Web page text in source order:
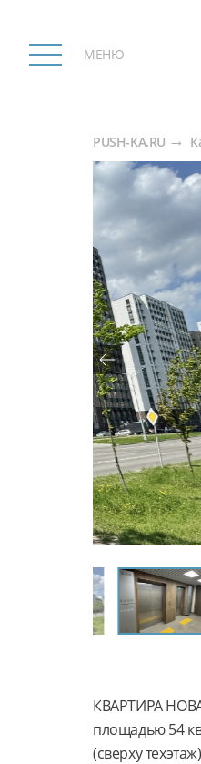
МЕНЮ
PUSH-KA.RU
КВАРТИРА
площадью 54
(сверху